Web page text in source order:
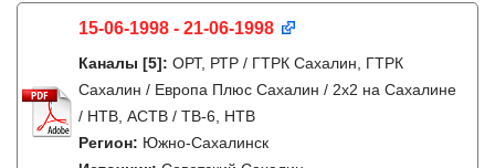
15-06-1998 - 21-06-1998
Каналы [5]: ОРТ, РТР / ГТРК Сахалин, ГТРК
Сахалин / Европа Плюс Сахалин / 2х2 на Сахалине
/ НТВ, АСТВ / ТВ-6, НТВ
Регион: Южно-Сахалинск